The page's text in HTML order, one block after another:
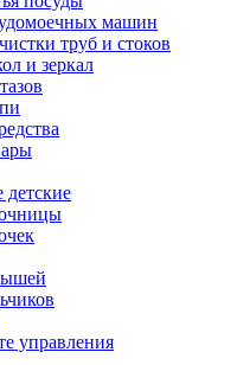
машин
труб и стоков
и зеркал
управления